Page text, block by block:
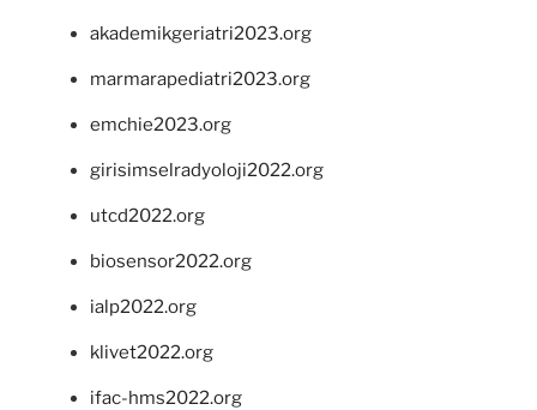
akademikgeriatri2023.org
marmarapediatri2023.org
emchie2023.org
girisimselradyoloji2022.org
utcd2022.org
biosensor2022.org
ialp2022.org
klivet2022.org
ifac-hms2022.org